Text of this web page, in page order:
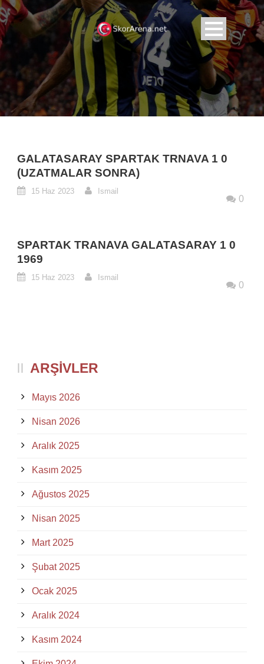
GALATASARAY SPARTAK TRNAVA 1 0
(UZATMALAR SONRA)
15 Haz 2023 Ismail
0
SPARTAK TRANAVA GALATASARAY 1 0
1969
15 Haz 2023 Ismail
0
ARŞIVLER
Mayıs 2026
Nisan 2026
Aralık 2025
Kasım 2025
Ağustos 2025
Nisan 2025
Mart 2025
Şubat 2025
Ocak 2025
Aralık 2024
Kasım 2024